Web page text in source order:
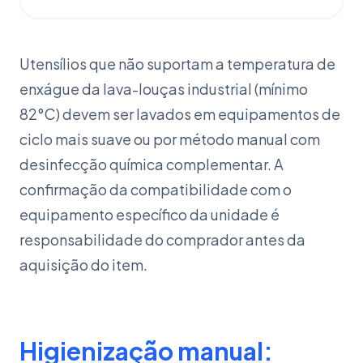
Utensílios que não suportam a temperatura de
enxágue da lava-louças industrial (mínimo
82°C) devem ser lavados em equipamentos de
ciclo mais suave ou por método manual com
desinfecção química complementar. A
confirmação da compatibilidade com o
equipamento específico da unidade é
responsabilidade do comprador antes da
aquisição do item.
Higienização manual: